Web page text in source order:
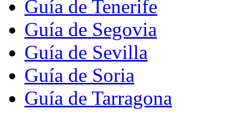
Guía de Tenerife
Guía de Segovia
Guía de Sevilla
Guía de Soria
Guía de Tarragona